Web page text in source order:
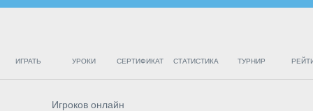
ИГРАТЬ УРОКИ СЕРТИФИКАТ СТАТИСТИКА ТУРНИР
Игроков онлайн